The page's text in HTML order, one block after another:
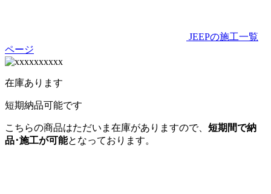
JEEPの施工一覧
ページ
在庫あ り ま す
短期納品可能です
こちらの商品はただいま在庫がありますので、 短期間で納
品･施工が可能となっております。